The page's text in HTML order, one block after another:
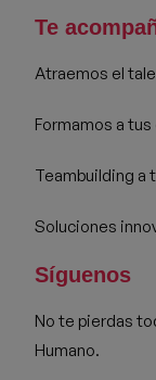
Te
Atraemos el
Formamos a
Teambuilding a
Soluciones
Síguenos
No te pierdas
Humano.